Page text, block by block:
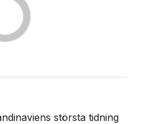
största tidning